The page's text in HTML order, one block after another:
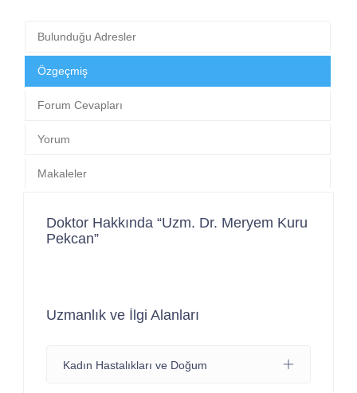
Bulunduğu Adresler
Özgeçmiş
Forum Cevapları
Yorum
Makaleler
Doktor Hakkında “Uzm. Dr. Meryem Kuru
Pekcan”
Uzmanlık ve İlgi Alanları
Kadın Hastalıkları ve Doğum